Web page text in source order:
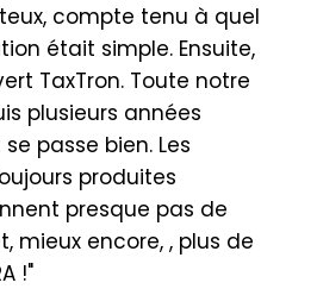
compte tenu à quel
était simple. Ensuite,
TaxTron. Toute notre
plusieurs années
passe bien. Les
produites
presque pas de
mieux encore, , plus de
!"